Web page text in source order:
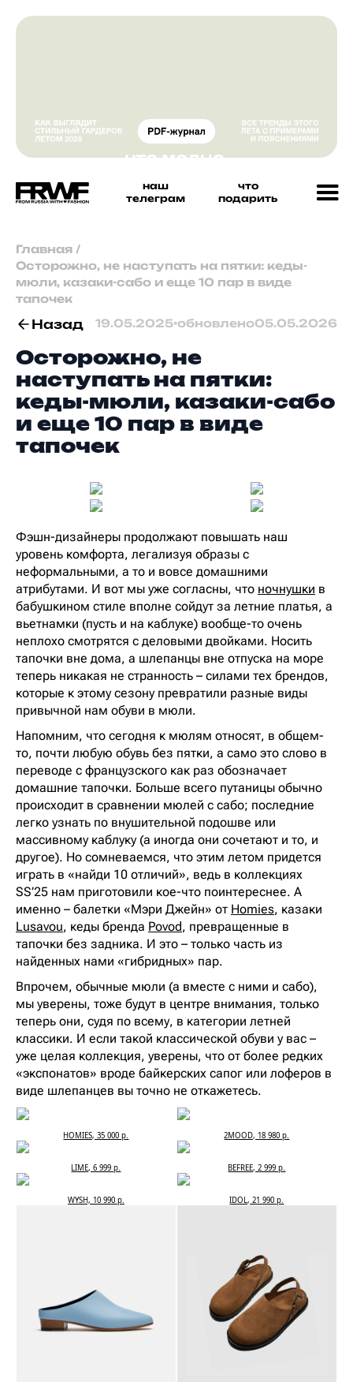
наш
телеграм
что
подарить
Главная /
Осторожно, не наступать на пятки: кеды-
мюли, казаки-сабо и еще 10 пар в виде
тапочек
Назад 19.05.2025•обновлено05.05.2026
Осторожно, не
наступать на пятки:
кеды-мюли, казаки-сабо
и еще 10 пар в виде
тапочек
Фэшн-дизайнеры продолжают повышать наш
уровень комфорта, легализуя образы с
неформальными, а то и вовсе домашними
атрибутами. И вот мы уже согласны, что ночнушки в
бабушкином стиле вполне сойдут за летние платья, а
вьетнамки (пусть и на каблуке) вообще-то очень
неплохо смотрятся с деловыми двойками. Носить
тапочки вне дома, а шлепанцы вне отпуска на море
теперь никакая не странность – силами тех брендов,
которые к этому сезону превратили разные виды
привычной нам обуви в мюли.
Напомним, что сегодня к мюлям относят, в общем-
то, почти любую обувь без пятки, а само это слово в
переводе с французского как раз обозначает
домашние тапочки. Больше всего путаницы обычно
происходит в сравнении мюлей с сабо; последние
легко узнать по внушительной подошве или
массивному каблуку (а иногда они сочетают и то, и
другое). Но сомневаемся, что этим летом придется
играть в «найди 10 отличий», ведь в коллекциях
SS’25 нам приготовили кое-что поинтереснее. А
именно – балетки «Мэри Джейн» от Homies, казаки
Lusavou, кеды бренда Povod, превращенные в
тапочки без задника. И это – только часть из
найденных нами «гибридных» пар.
Впрочем, обычные мюли (а вместе с ними и сабо),
мы уверены, тоже будут в центре внимания, только
теперь они, судя по всему, в категории летней
классики. И если такой классической обуви у вас –
уже целая коллекция, уверены, что от более редких
«экспонатов» вроде байкерских сапог или лоферов в
виде шлепанцев вы точно не откажетесь.
HOMIES, 35 000 р. 2MOOD, 18 980 р.
LIME, 6 999 р. BEFREE, 2 999 р.
WYSH, 10 990 р. IDOL, 21 990 р.